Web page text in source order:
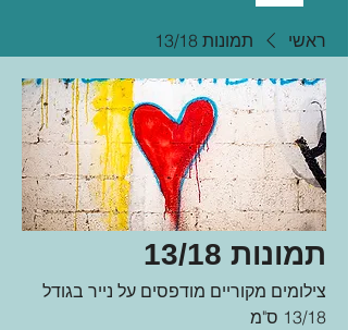
ראשי תמונות 13/18
תמונות 13/18
צילומים מקוריים מודפסים על נייר בגודל
13/18 ס"מ